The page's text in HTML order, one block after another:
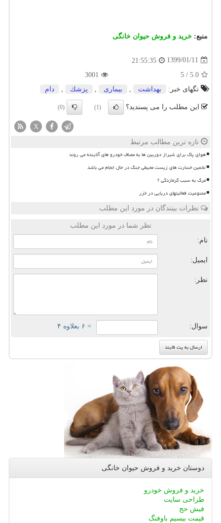
منبع: خرید و فروش حیوان خانگی
1399/01/11
21:55:35
5.0
/
5
3001
تگهای خبر:
بهداشت بیماری پزشك دام
این مطلب را می پسندید؟ (1)
(0)
X
تازه ترین مطالب مرتبط
هوای پاک برای شیراز دوربین ها به مصاف خودرو های آلاینده می روند
تخمین خسارت های زیست محیطی جنگ در حال انجام می باشد
مرگ به سبب گرمازدگی ؟
ممنوعیت فعالیتهای دریایی در خزر
نظرات بینندگان در مورد این مطلب
نظر شما در مورد این مطلب
نام:
ایمیل:
نظر:
سوال: = ۶ بعلاوه ۴
دوستان خرید و فروش حیوان خانگی
خرید و فروش خودرو
طراحی سایت
فیش حج
قیمت بیسیم باوفنگ